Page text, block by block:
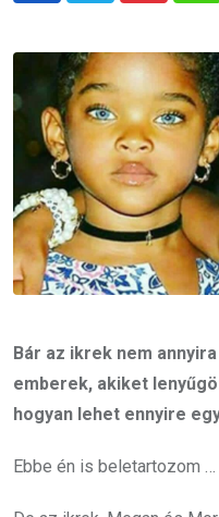
Bár az ikrek nem
emberek, akiket
hogyan lehet ennyire
Ebbe én is beletartozom …